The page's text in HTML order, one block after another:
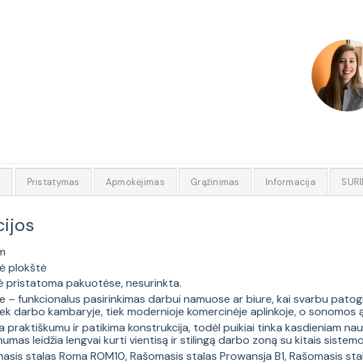
Pristatymas Apmokėjimas Grąžinimas Informacija
plokštė
pristatoma pakuotėse, nesurinkta.
– funkcionalus pasirinkimas darbui namuose ar biure, kai svarbu
darbo kambaryje, tiek modernioje komercinėje aplinkoje, o
praktiškumu ir patikima konstrukcija, todėl puikiai tinka kasdieniam
leidžia lengvai kurti vientisą ir stilingą darbo zoną su kitais
stalas Roma ROM10,Rašomasis stalas Prowansja B1,Rašomasis